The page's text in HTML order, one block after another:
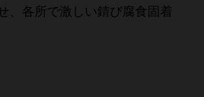
、各所で激しい錆び腐食固着